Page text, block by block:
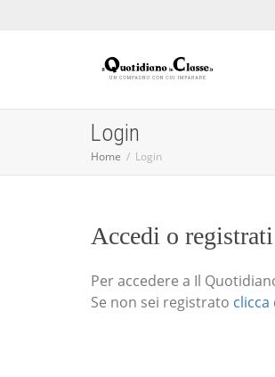
Login
Home Login
Accedi o
Per accedere a Il
Se non sei registrato clicca